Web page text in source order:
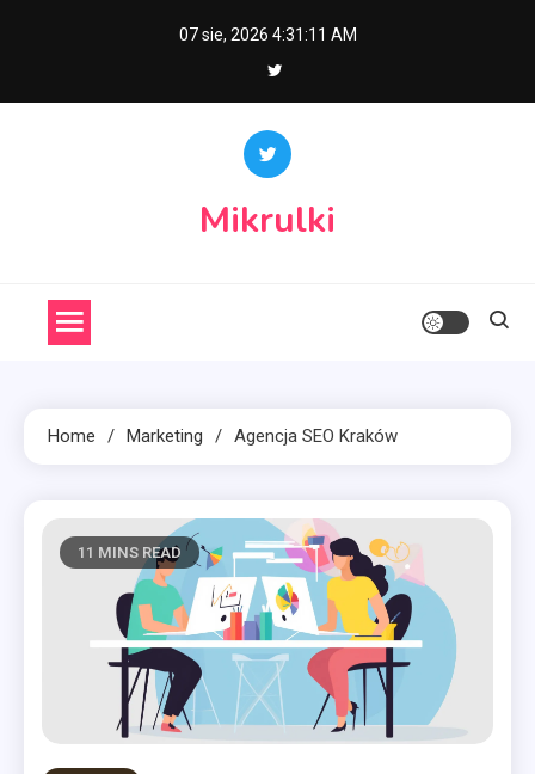
07 sie, 2026 4:31:11 AM
Mikrulki
Home Marketing Agencja SEO Kraków
11 MINS READ